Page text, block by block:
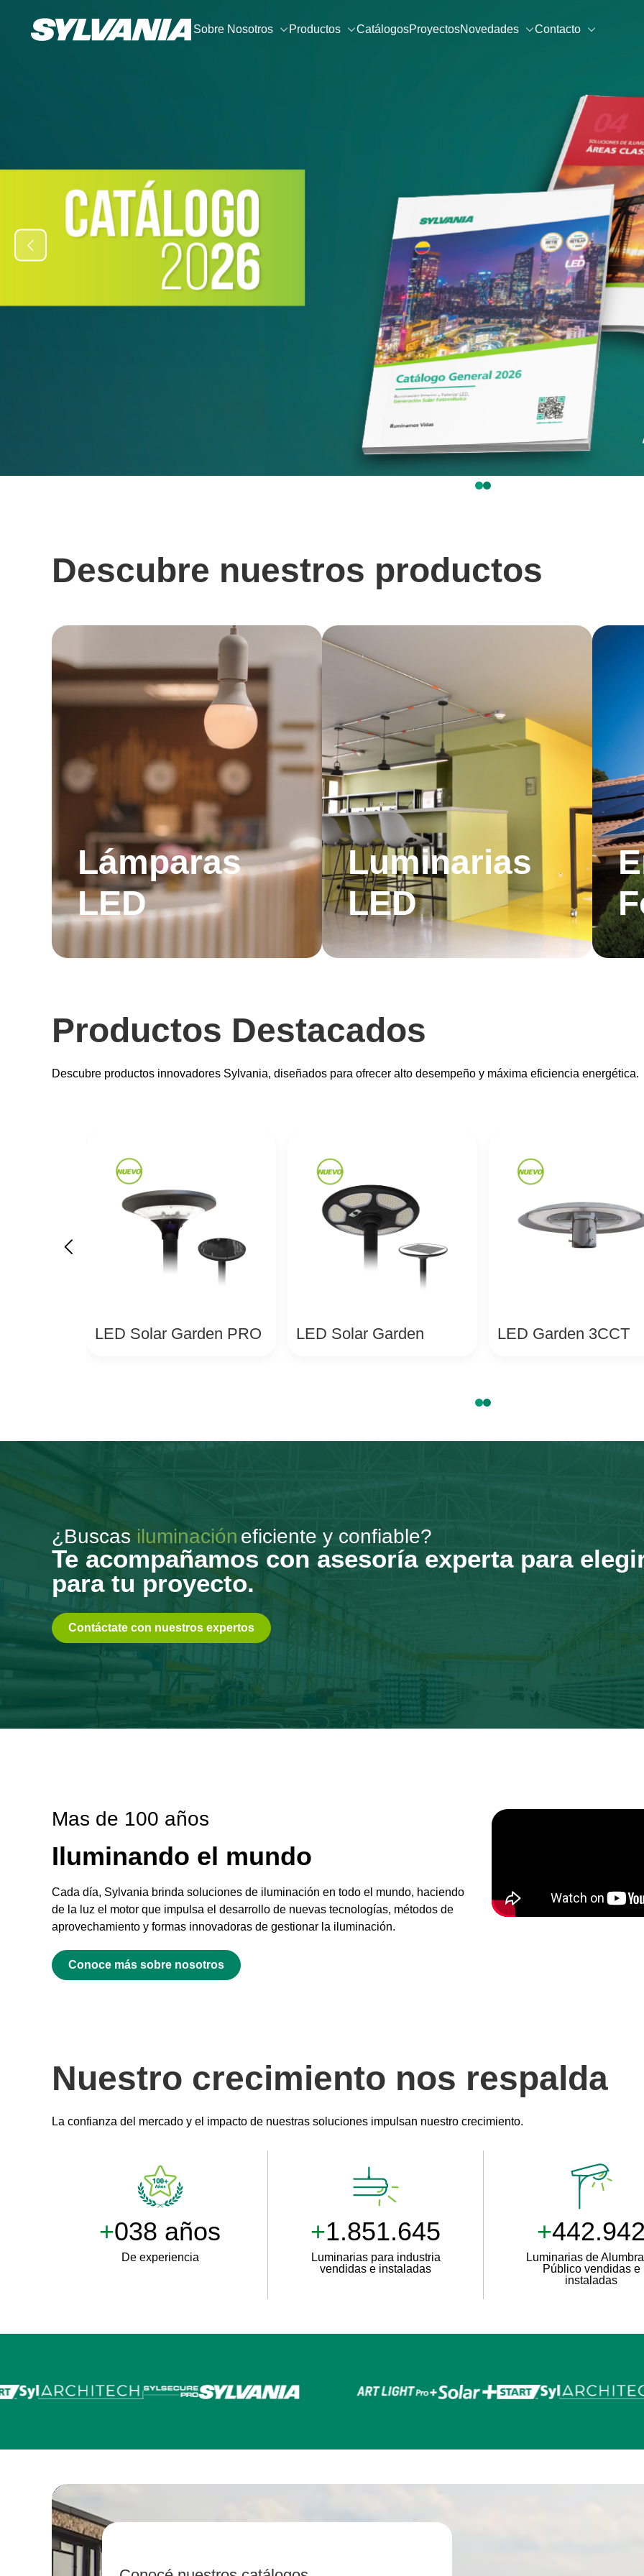
Sobre Nosotros Productos CatálogosProyectosNovedades Contacto
Descubre nuestros productos
Lámparas
LED
Luminarias
LED
Productos Destacados
Descubre productos innovadores Sylvania, diseñados para ofrecer alto desempeño y máxima eficiencia energética.
LED Solar Garden PRO LED Solar Garden LED Garden 3CCT
¿Buscas iluminación eficiente y confiable?
Te acompañamos con asesoría experta para
para tu proyecto.
Contáctate con nuestros expertos
Mas de 100 años
Iluminando el mundo
Cada día, Sylvania brinda soluciones de iluminación en todo el mundo, haciendo
de la luz el motor que impulsa el desarrollo de nuevas tecnologías, métodos de
aprovechamiento y formas innovadoras de gestionar la iluminación.
Conoce más sobre nosotros
Nuestro crecimiento nos respalda
La confianza del mercado y el impacto de nuestras soluciones impulsan nuestro crecimiento.
+100 años
De experiencia
+2.500.000
Luminarias para industria
vendidas e instaladas
+511.000
Luminarias de
Público vendidas e
instaladas